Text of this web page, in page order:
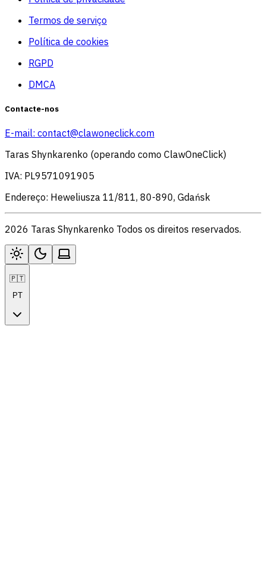
Termos de serviço
Política de cookies
RGPD
DMCA
Contacte-nos
E-mail: contact@clawoneclick.com
Taras Shynkarenko (operando como ClawOneClick)
IVA: PL9571091905
Endereço: Heweliusza 11/811, 80-890, Gdańsk
2026 Taras Shynkarenko Todos os direitos reservados.
🇵🇹
PT